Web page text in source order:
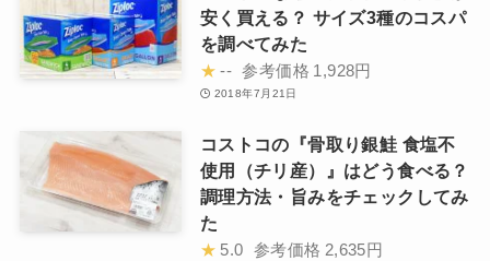
安く買える？ サイズ3種のコスパ
を調べてみた
★ -- 参考価格 1,928円
2018年7月21日
コストコの『骨取り銀鮭 食塩不
使用（チリ産）』はどう食べる？
調理方法・旨みをチェックしてみ
た
★ 5.0 参考価格 2,635円